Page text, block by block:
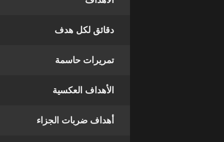
دقائق لكل هدف
تمريرات حاسمة
الأهداف العكسية
أهداف ضربات الجزاء